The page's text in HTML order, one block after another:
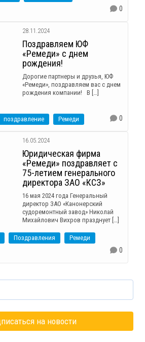
0
28.11.2024
Поздравляем ЮФ
«Ремеди» с днем
рождения!
Дорогие партнеры и друзья, ЮФ
«Ремеди», поздравляем вас с днем
рождения компании! В […]
поздравление Ремеди 0
16.05.2024
Юридическая фирма
«Ремеди» поздравляет с
75-летием генерального
директора ЗАО «КСЗ»
16 мая 2024 года Генеральный
директор ЗАО «Канонерский
судоремонтный завод» Николай
Михайлович Вихров празднует […]
Поздравления
Ремеди
0